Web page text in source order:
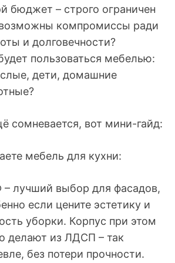
бюджет – строго ограничен
компромиссы ради
и долговечности?
пользоваться мебелью:
дети, домашние
сомневается, вот мини-гайд:
мебель для кухни:
лучший выбор для фасадов,
если цените эстетику и
уборки. Корпус при этом
делают из ЛДСП – так
без потери прочности.